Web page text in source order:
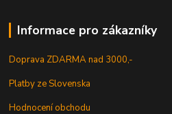
Informace pro zákazníky
Doprava ZDARMA nad 3000,-
Platby ze Slovenska
Hodnocení obchodu